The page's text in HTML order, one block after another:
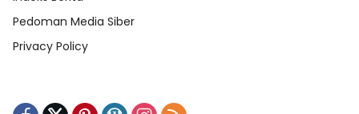
Pedoman Media Siber
Privacy Policy